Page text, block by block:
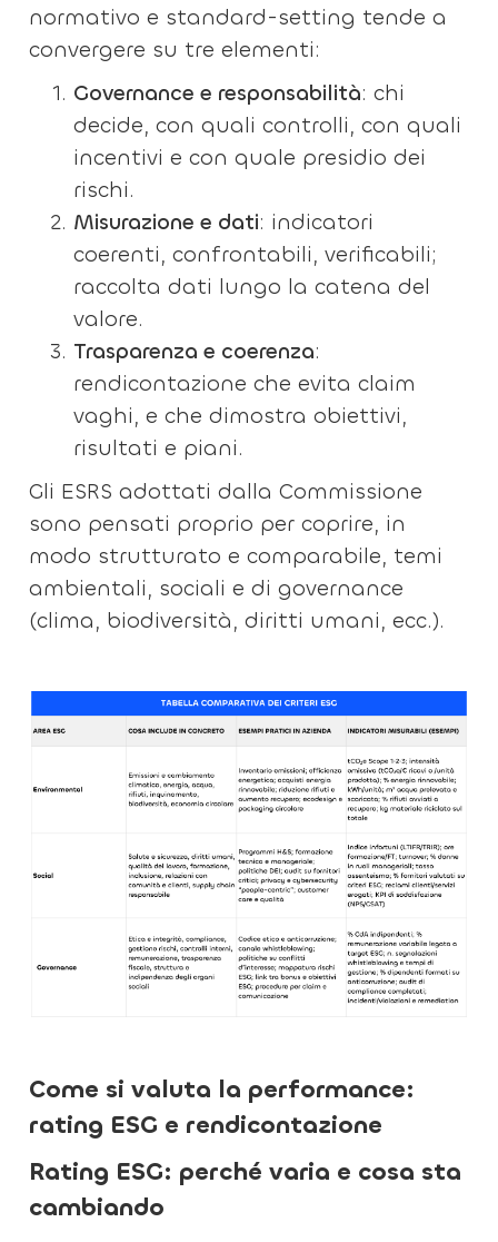
normativo e standard-setting tende a
convergere su tre elementi:
Governance e responsabilità: chi
decide, con quali controlli, con quali
incentivi e con quale presidio dei
rischi.
Misurazione e dati: indicatori
coerenti, confrontabili, verificabili;
raccolta dati lungo la catena del
valore.
Trasparenza e coerenza:
rendicontazione che evita claim
vaghi, e che dimostra obiettivi,
risultati e piani.
Gli ESRS adottati dalla Commissione
sono pensati proprio per coprire, in
modo strutturato e comparabile, temi
ambientali, sociali e di governance
(clima, biodiversità, diritti umani, ecc.).
Come si valuta la performance:
rating ESG e rendicontazione
Rating ESG: perché varia e cosa sta
cambiando